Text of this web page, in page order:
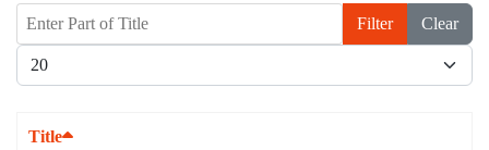
Enter Part of Title Filter
Clear
Display #
Title